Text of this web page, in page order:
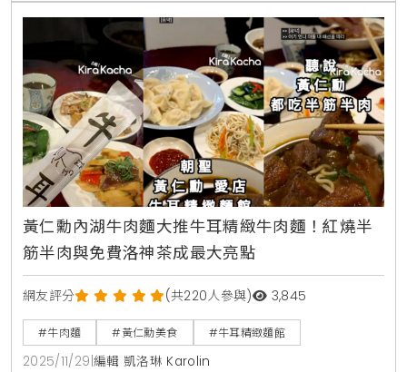
黃仁勳內湖牛肉麵大推牛耳精緻牛肉麵！紅燒半
筋半肉與免費洛神茶成最大亮點
網友評分 (共220人參與) 3,845
#牛肉麵 #黃仁勳美食 #牛耳精緻麵館
2025/11/29 編輯 凱洛琳 Karolin